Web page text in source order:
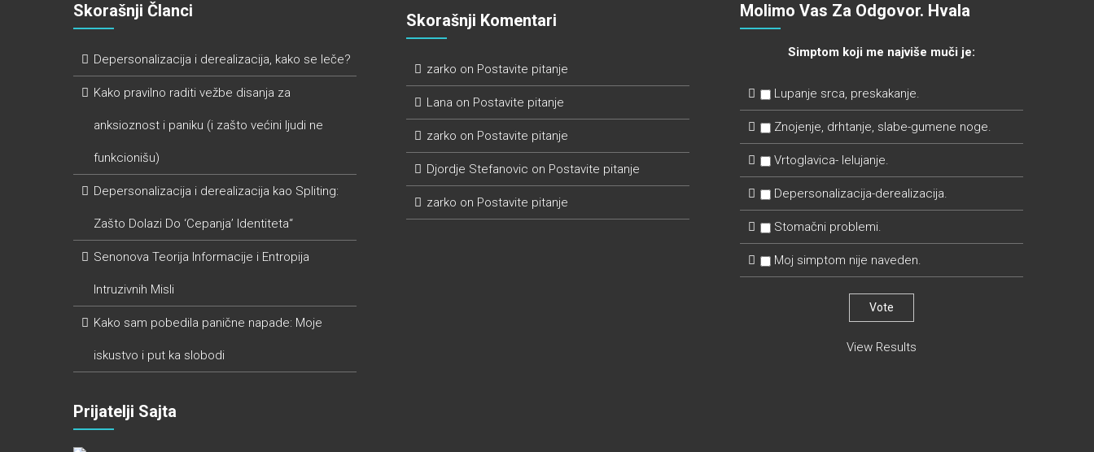
Skorašnji Članci
Depersonalizacija i derealizacija, kako se leče?
Kako pravilno raditi vežbe disanja za
anksioznost i paniku (i zašto većini ljudi ne
funkcionišu)
Depersonalizacija i derealizacija kao Spliting:
Zašto Dolazi Do ‘Cepanja’ Identiteta“
Senonova Teorija Informacije i Entropija
Intruzivnih Misli
Kako sam pobedila panične napade: Moje
iskustvo i put ka slobodi
Prijatelji Sajta
Skorašnji Komentari
zarko on Postavite pitanje
Lana on Postavite pitanje
zarko on Postavite pitanje
Djordje Stefanovic on Postavite pitanje
zarko on Postavite pitanje
Molimo Vas Za Odgovor. Hvala
Simptom koji me najviše muči je:
Lupanje srca, preskakanje.
Znojenje, drhtanje, slabe-gumene noge.
Vrtoglavica- lelujanje.
Depersonalizacija-derealizacija.
Stomačni problemi.
Moj simptom nije naveden.
View Results